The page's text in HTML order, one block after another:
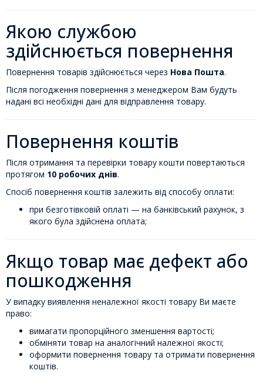
Якою службою
здійснюється повернення
Повернення товарів здійснюється через Нова Пошта.
Після погодження повернення з менеджером Вам будуть
надані всі необхідні дані для відправлення товару.
Повернення коштів
Після отримання та перевірки товару кошти повертаються
протягом 10 робочих днів.
Спосіб повернення коштів залежить від способу оплати:
при безготівковій оплаті — на банківський рахунок, з
якого була здійснена оплата;
Якщо товар має дефект або
пошкодження
У випадку виявлення неналежної якості товару Ви маєте
право:
вимагати пропорційного зменшення вартості;
обміняти товар на аналогічний належної якості;
оформити повернення товару та отримати повернення
коштів.